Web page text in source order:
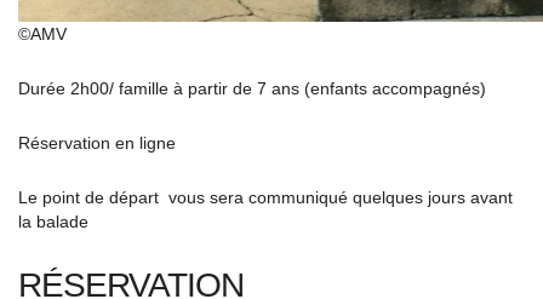
©AMV
Durée 2h00/ famille à partir de 7 ans (enfants accompagnés)
Réservation en ligne
Le point de départ vous sera communiqué quelques jours avant
la balade
RÉSERVATION